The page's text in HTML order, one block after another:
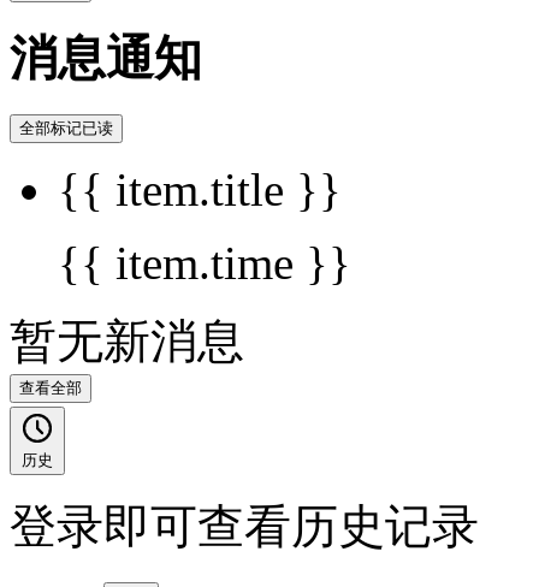
消息通知
全部标记已读
{{ item.title }}
{{ item.time }}
暂无新消息
查看全部
历史
登录即可查看历史记录